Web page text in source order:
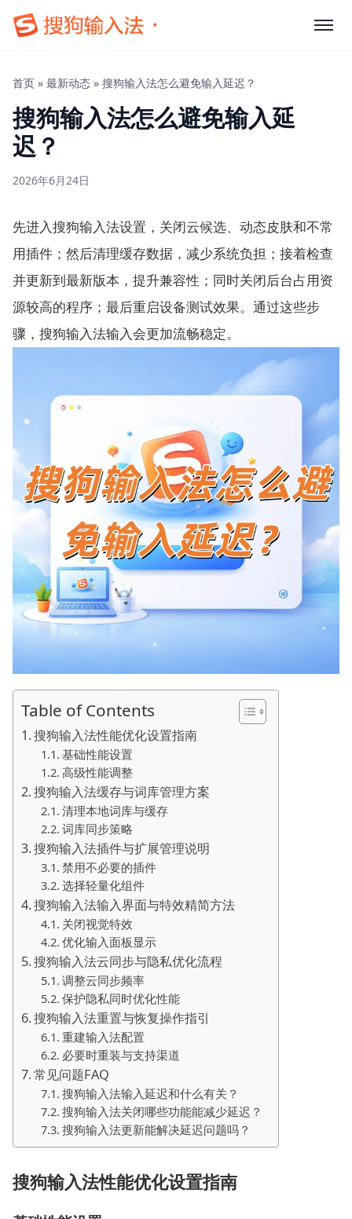
首页 » 最新动态 » 搜狗输入法怎么避免输入延迟？
搜狗输入法怎么避免输入延
迟？
2026年6月24日
先进入搜狗输入法设置，关闭云候选、动态皮肤和不常
用插件；然后清理缓存数据，减少系统负担；接着检查
并更新到最新版本，提升兼容性；同时关闭后台占用资
源较高的程序；最后重启设备测试效果。通过这些步
骤，搜狗输入法输入会更加流畅稳定。
Table of Contents
搜狗输入法性能优化设置指南
基础性能设置
高级性能调整
搜狗输入法缓存与词库管理方案
清理本地词库与缓存
词库同步策略
搜狗输入法插件与扩展管理说明
禁用不必要的插件
选择轻量化组件
搜狗输入法输入界面与特效精简方法
关闭视觉特效
优化输入面板显示
搜狗输入法云同步与隐私优化流程
调整云同步频率
保护隐私同时优化性能
搜狗输入法重置与恢复操作指引
重建输入法配置
必要时重装与支持渠道
常见问题FAQ
搜狗输入法输入延迟和什么有关？
搜狗输入法关闭哪些功能能减少延迟？
搜狗输入法更新能解决延迟问题吗？
搜狗输入法性能优化设置指南